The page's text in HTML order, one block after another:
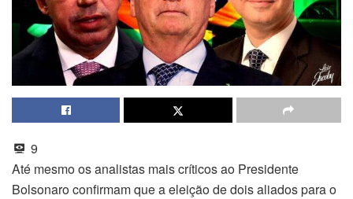
9
Até mesmo os analistas mais críticos ao Presidente
Bolsonaro confirmam que a eleição de dois aliados para o